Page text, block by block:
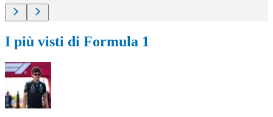
I più visti di Formula 1